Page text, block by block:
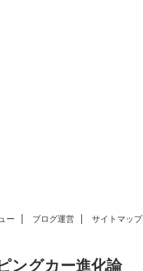
ー ブログ運営 サイトマップ
ングカー進化論